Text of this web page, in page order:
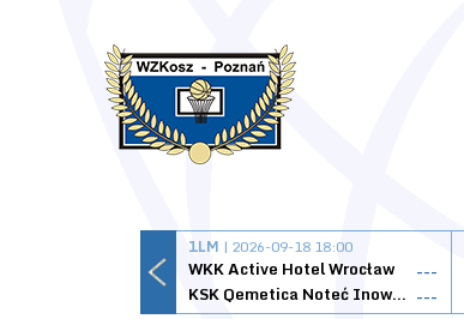
1LM | 2026-09-18 18:00
WKK Active Hotel Wrocław
---
KSK Qemetica Noteć Inowrocław ---